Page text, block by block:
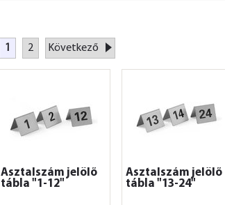
1 2 Következő
Asztalszám jelölő
tábla "1-12"
Asztalszám jelölő
tábla "13-24"